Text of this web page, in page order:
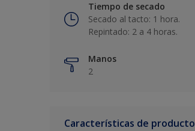
Tiempo de secado
Secado al tacto: 1 hora.
Repintado: 2 a 4 horas.
Manos
2
Características de producto